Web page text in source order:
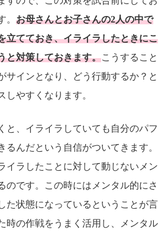
。 お母さんとお子さんの2人の中で
立てておき、イライラしたときにこ
と対策しておきます。こうすること
サインとなり、どう行動するか？と
しやすくなります。
と、イライラしていても自分のパフ
るんだという自信がついてきます。
イラしたことに対して動じないメン
のです。この時にはメンタル的にさ
た状態になっているということが言
時の作戦をうまく活用し、メンタル